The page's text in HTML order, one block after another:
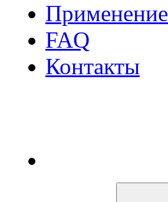
Применение
FAQ
Контакты